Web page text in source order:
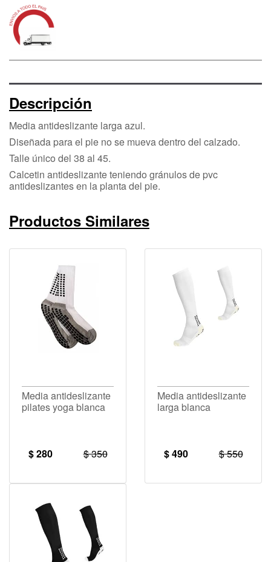
Descripción
Media antideslizante larga azul.
Diseñada para el pie no se mueva dentro del calzado.
Talle único del 38 al 45.
Calcetin antideslizante teniendo gránulos de pvc
antideslizantes en la planta del pie.
Productos Similares
Media antideslizante
pilates yoga blanca
$ 280 $ 350
Media antideslizante
larga blanca
$ 490 $ 550